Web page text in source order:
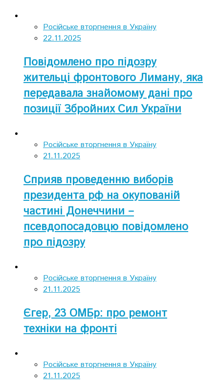
Російське вторгнення в Україну
22.11.2025
Повідомлено про підозру
жительці фронтового Лиману, яка
передавала знайомому дані про
позиції Збройних Сил України
Російське вторгнення в Україну
21.11.2025
Сприяв проведенню виборів
президента рф на окупованій
частині Донеччини –
псевдопосадовцю повідомлено
про підозру
Російське вторгнення в Україну
21.11.2025
Єгер, 23 ОМБр: про ремонт
техніки на фронті
Російське вторгнення в Україну
21.11.2025